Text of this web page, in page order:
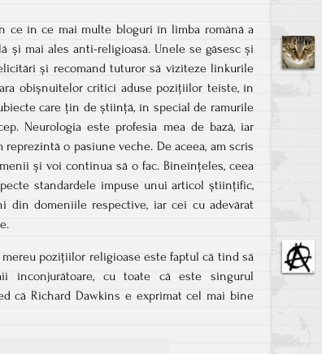
ce în ce mai multe bloguri în limba română a
și mai ales anti-religioasă. Unele se găsesc și
și recomand tuturor să viziteze linkurile
obișnuitelor critici aduse pozițiilor teiste, în
care țin de știință, în special de ramurile
Neurologia este profesia mea de bază, iar
o pasiune veche. De aceea, am scris
și voi continua să o fac. Bineînțeles, ceea
standardele impuse unui articol științific,
din domeniile respective, iar cei cu adevărat
pozițiilor religioase este faptul că tind să
înconjurătoare, cu toate că este singurul
că Richard Dawkins e exprimat cel mai bine